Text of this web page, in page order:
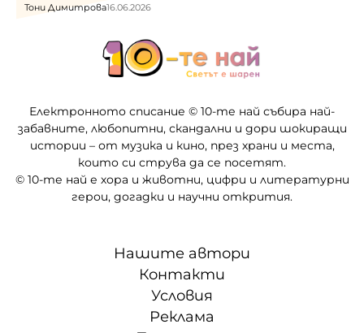
Тони Димитрова16.06.2026
Електронното списание © 10-те най събира най-
забавните, любопитни, скандални и дори шокиращи
истории – от музика и кино, през храни и места,
които си струва да се посетят.
© 10-те най е хора и животни, цифри и литературни
герои, догадки и научни открития.
Нашите автори
Контакти
Условия
Реклама